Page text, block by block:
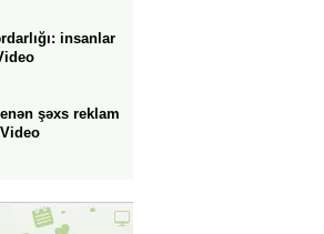
insanlar
şəxs reklam
Video